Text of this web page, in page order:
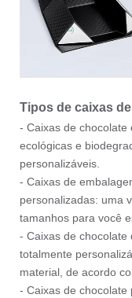
Tipos de caixas
- Caixas de chocolate
ecológicas e
personalizáveis.
- Caixas de
personalizadas: uma
tamanhos para você
- Caixas de chocolate
totalmente
material, de acordo
- Caixas de chocolate